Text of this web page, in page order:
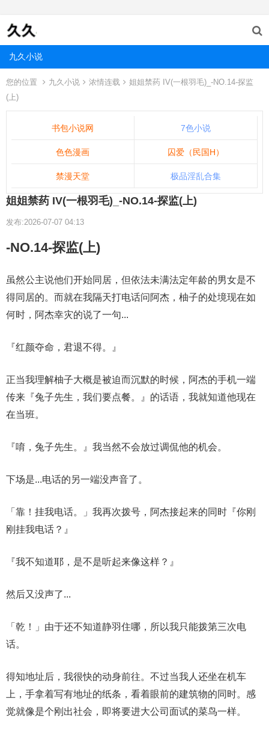
九久小说
您的位置 九久小说 浓情连载
姐姐禁药 IV(一根羽毛)_-NO.14-探监
(上)
书包小说网 7色小说
色色漫画 囚爱（民国H）
禁漫天堂 极品淫乱合集
姐姐禁药 IV(一根羽毛)_-NO.14-探监(上)
发布:2026-07-07 04:13
-NO.14-探监(上)
虽然公主说他们开始同居，但依法未满法定年龄的男女是不
得同居的。而就在我隔天打电话问阿杰，柚子的处境现在如
何时，阿杰幸灾的说了一句...
『红颜夺命，君退不得。』
正当我理解柚子大概是被迫而沉默的时候，阿杰的手机一端
传来『兔子先生，我们要点餐。』的话语，我就知道他现在
在当班。
『唷，兔子先生。』我当然不会放过调侃他的机会。
下场是...电话的另一端没声音了。
「靠！挂我电话。」我再次拨号，阿杰接起来的同时『你刚
刚挂我电话？』
『我不知道耶，是不是听起来像这样？』
然后又没声了...
「乾！」由于还不知道静羽住哪，所以我只能拨第三次电
话。
得知地址后，我很快的动身前往。不过当我人还坐在机车
上，手拿着写有地址的纸条，看着眼前的建筑物的同时。感
觉就像是个刚出社会，即将要进大公司面试的菜鸟一样。